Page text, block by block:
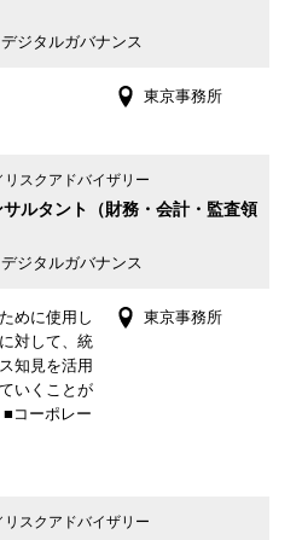
ジタルガバナンス
東京事務所
サルタント（財務・会計・監査領
ジタルガバナンス
スクアドバイザリー
めに使用し
対して、統
知見を活用
いくことが
コーポレー
東京事務所
スクアドバイザリー